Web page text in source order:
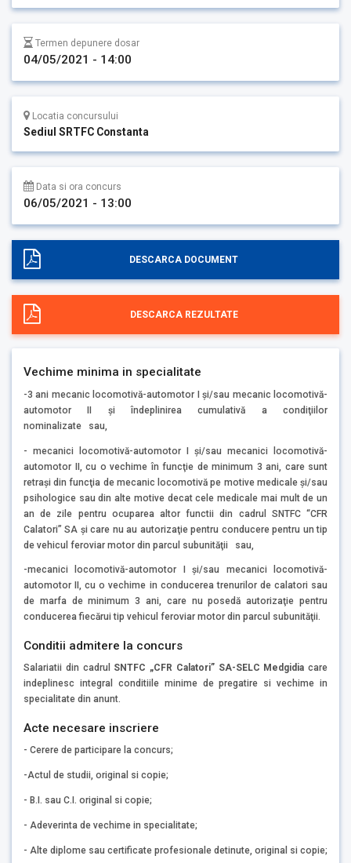
Termen depunere dosar
04/05/2021 - 14:00
Locatia concursului
Sediul SRTFC Constanta
Data si ora concurs
06/05/2021 - 13:00
DESCARCA DOCUMENT
DESCARCA REZULTATE
Vechime minima in specialitate
-3 ani mecanic locomotivă-automotor I şi/sau mecanic locomotivă-
automotor II şi îndeplinirea cumulativă a condiţiilor
nominalizate sau,
- mecanici locomotivă-automotor I şi/sau mecanici locomotivă-
automotor II, cu o vechime în funcţie de minimum 3 ani, care sunt
retraşi din funcţia de mecanic locomotivă pe motive medicale şi/sau
psihologice sau din alte motive decat cele medicale mai mult de un
an de zile pentru ocuparea altor functii din cadrul SNTFC “CFR
Calatori” SA şi care nu au autorizaţie pentru conducere pentru un tip
de vehicul feroviar motor din parcul subunităţii sau,
-mecanici locomotivă-automotor I şi/sau mecanici locomotivă-
automotor II, cu o vechime in conducerea trenurilor de calatori sau
de marfa de minimum 3 ani, care nu posedă autorizaţie pentru
conducerea fiecărui tip vehicul feroviar motor din parcul subunităţii.
Conditii admitere la concurs
Salariatii din cadrul SNTFC „CFR Calatori” SA-SELC Medgidia care
indeplinesc integral conditiile minime de pregatire si vechime in
specialitate din anunt.
Acte necesare inscriere
- Cerere de participare la concurs;
-Actul de studii, original si copie;
- B.I. sau C.I. original si copie;
- Adeverinta de vechime in specialitate;
- Alte diplome sau certificate profesionale detinute, original si copie;